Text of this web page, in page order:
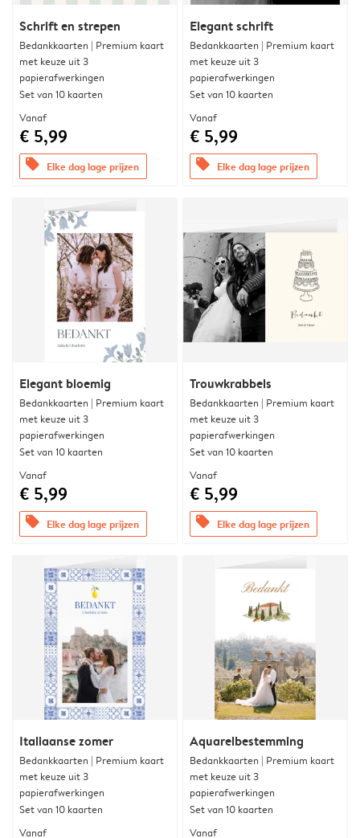
Schrift en strepen
Bedankkaarten | Premium kaart
met keuze uit 3
papierafwerkingen
Set van 10 kaarten
Vanaf
€ 5,99
offers Elke dag lage prijzen
Elegant schrift
Bedankkaarten | Premium kaart
met keuze uit 3
papierafwerkingen
Set van 10 kaarten
Vanaf
€ 5,99
offers Elke dag lage prijzen
Elegant bloemig
Bedankkaarten | Premium kaart
met keuze uit 3
papierafwerkingen
Set van 10 kaarten
Vanaf
€ 5,99
offers Elke dag lage prijzen
Trouwkrabbels
Bedankkaarten | Premium kaart
met keuze uit 3
papierafwerkingen
Set van 10 kaarten
Vanaf
€ 5,99
offers Elke dag lage prijzen
Italiaanse zomer
Bedankkaarten | Premium kaart
met keuze uit 3
papierafwerkingen
Set van 10 kaarten
Vanaf
Aquarelbestemming
Bedankkaarten | Premium kaart
met keuze uit 3
papierafwerkingen
Set van 10 kaarten
Vanaf